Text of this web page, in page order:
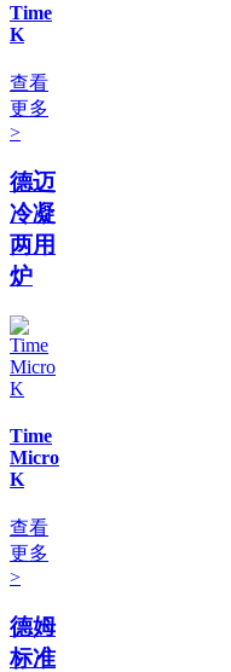
Time
K
查看
更多
>
德迈
冷凝
两用
炉
Time
Micro
K
查看
更多
>
德姆
标准